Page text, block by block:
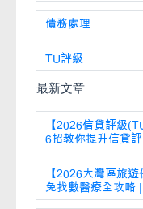
債務處理
TU評級
最新文章
【2026信貸評級
6招教你提升信貸
【2026大灣區旅
免找數醫療全攻略